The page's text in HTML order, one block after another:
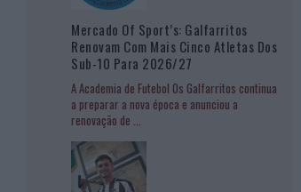
Mercado Of Sport’s: Galfarritos
Renovam Com Mais Cinco Atletas Dos
Sub-10 Para 2026/27
A Academia de Futebol Os Galfarritos continua
a preparar a nova época e anunciou a
renovação de ...